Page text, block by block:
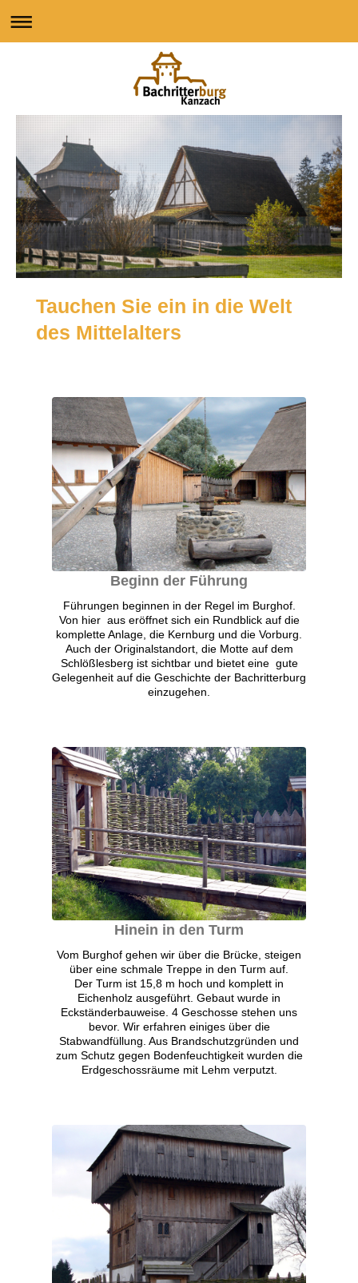
Tauchen Sie ein in die Welt
des Mittelalters
Beginn der Führung
Führungen beginnen in der Regel im Burghof.
Von hier aus eröffnet sich ein Rundblick auf die
komplette Anlage, die Kernburg und die Vorburg.
Auch der Originalstandort, die Motte auf dem
Schlößlesberg ist sichtbar und bietet eine gute
Gelegenheit auf die Geschichte der Bachritterburg
einzugehen.
Hinein in den Turm
Vom Burghof gehen wir über die Brücke, steigen
über eine schmale Treppe in den Turm auf.
Der Turm ist 15,8 m hoch und komplett in
Eichenholz ausgeführt. Gebaut wurde in
Eckständerbauweise. 4 Geschosse stehen uns
bevor. Wir erfahren einiges über die
Stabwandfüllung. Aus Brandschutzgründen und
zum Schutz gegen Bodenfeuchtigkeit wurden die
Erdgeschossräume mit Lehm verputzt.